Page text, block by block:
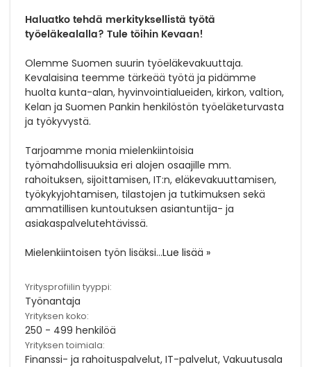
Haluatko tehdä merkityksellistä työtä
työeläkealalla? Tule töihin Kevaan!
Olemme Suomen suurin työeläkevakuuttaja.
Kevalaisina teemme tärkeää työtä ja pidämme
huolta kunta-alan, hyvinvointialueiden, kirkon, valtion,
Kelan ja Suomen Pankin henkilöstön työeläketurvasta
ja työkyvystä.
Tarjoamme monia mielenkiintoisia
työmahdollisuuksia eri alojen osaajille mm.
rahoituksen, sijoittamisen, IT:n, eläkevakuuttamisen,
työkykyjohtamisen, tilastojen ja tutkimuksen sekä
ammatillisen kuntoutuksen asiantuntija- ja
asiakaspalvelutehtävissä.
Mielenkiintoisen työn lisäksi...Lue lisää »
Yritysprofiilin tyyppi:
Työnantaja
Yrityksen koko:
250 - 499 henkilöä
Yrityksen toimiala:
Finanssi- ja rahoituspalvelut, IT-palvelut, Vakuutusala